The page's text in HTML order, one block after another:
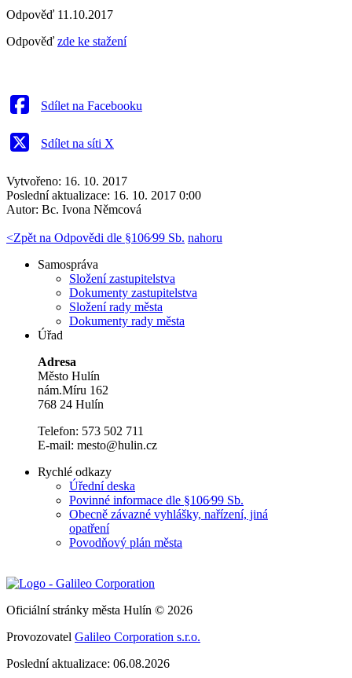
Odpověď 11.10.2017
Odpověď zde ke stažení
Sdílet na Facebooku
Sdílet na síti X
Vytvořeno: 16. 10. 2017
Poslední aktualizace: 16. 10. 2017 0:00
Autor: Bc. Ivona Němcová
<Zpět na Odpovědi dle §106⁄99 Sb. nahoru
Samospráva
Složení zastupitelstva
Dokumenty zastupitelstva
Složení rady města
Dokumenty rady města
Úřad
Adresa
Město Hulín
nám.Míru 162
768 24 Hulín
Telefon: 573 502 711
E-mail: mesto@hulin.cz
Rychlé odkazy
Úřední deska
Povinné informace dle §106⁄99 Sb.
Obecně závazné vyhlášky, nařízení, jiná
opatření
Povodňový plán města
Oficiální stránky města Hulín © 2026
Provozovatel Galileo Corporation s.r.o.
Poslední aktualizace: 06.08.2026